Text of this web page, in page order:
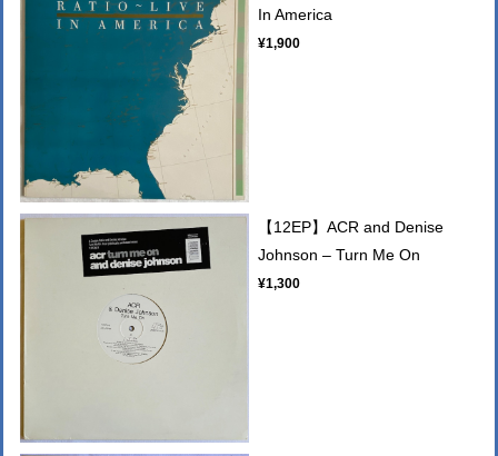
In America
¥1,900
【12EP】ACR ‎and Denise
Johnson – Turn Me On
¥1,300